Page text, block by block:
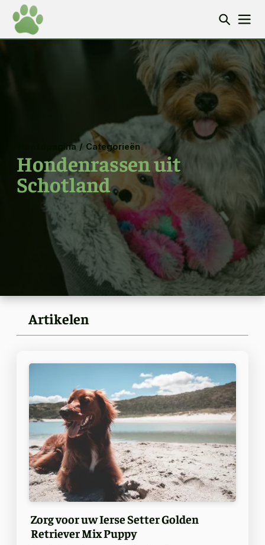
Hoofdpagina / Categorieën
Hondenrassen uit
Schotland
Artikelen
Zorg voor uw Ierse Setter Golden
Retriever Mix Puppy